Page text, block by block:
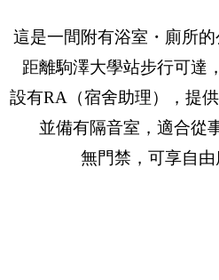
這是一間附有浴室・廁所的
距離駒澤大學站步行可達
設有RA（宿舍助理），提
並備有隔音室，適合從
無門禁，可享自由